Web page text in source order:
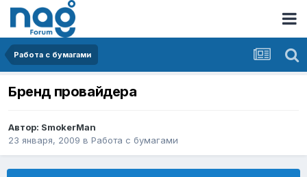
Работа с бумагами
Бренд провайдера
Автор: SmokerMan
23 января, 2009 в Работа с бумагами